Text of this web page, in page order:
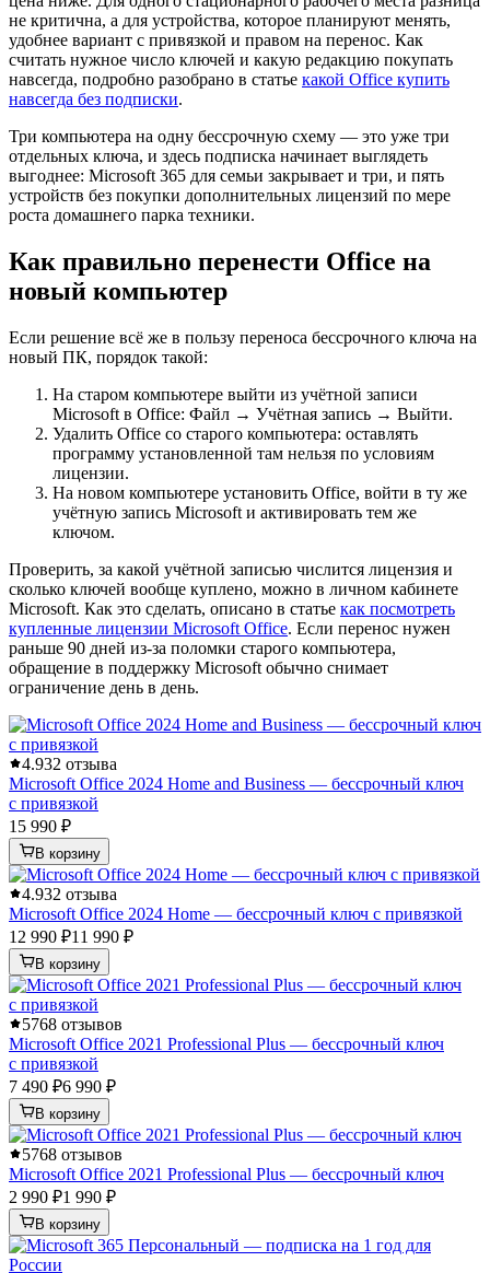
не критична, а для устройства, которое планируют менять,
удобнее вариант с привязкой и правом на перенос. Как
считать нужное число ключей и какую редакцию покупать
навсегда, подробно разобрано в статье какой Office купить
навсегда без подписки.
Три компьютера на одну бессрочную схему — это уже три
отдельных ключа, и здесь подписка начинает выглядеть
выгоднее: Microsoft 365 для семьи закрывает и три, и пять
устройств без покупки дополнительных лицензий по мере
роста домашнего парка техники.
Как правильно перенести Office на
новый компьютер
Если решение всё же в пользу переноса бессрочного ключа на
новый ПК, порядок такой:
На старом компьютере выйти из учётной записи
Microsoft в Office: Файл → Учётная запись → Выйти.
Удалить Office со старого компьютера: оставлять
программу установленной там нельзя по условиям
лицензии.
На новом компьютере установить Office, войти в ту же
учётную запись Microsoft и активировать тем же
ключом.
Проверить, за какой учётной записью числится лицензия и
сколько ключей вообще куплено, можно в личном кабинете
Microsoft. Как это сделать, описано в статье как посмотреть
купленные лицензии Microsoft Office. Если перенос нужен
раньше 90 дней из-за поломки старого компьютера,
обращение в поддержку Microsoft обычно снимает
ограничение день в день.
4.932 отзыва
Microsoft Office 2024 Home and Business — бессрочный ключ
с привязкой
15 990 ₽
В корзину
4.932 отзыва
Microsoft Office 2024 Home — бессрочный ключ с привязкой
12 990 ₽11 990 ₽
В корзину
5768 отзывов
Microsoft Office 2021 Professional Plus — бессрочный ключ
с привязкой
7 490 ₽6 990 ₽
В корзину
5768 отзывов
Microsoft Office 2021 Professional Plus — бессрочный ключ
2 990 ₽1 990 ₽
В корзину